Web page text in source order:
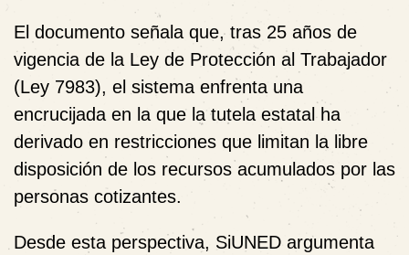
El documento señala que, tras 25 años de
vigencia de la Ley de Protección al Trabajador
(Ley 7983), el sistema enfrenta una
encrucijada en la que la tutela estatal ha
derivado en restricciones que limitan la libre
disposición de los recursos acumulados por las
personas cotizantes.
Desde esta perspectiva, SiUNED argumenta